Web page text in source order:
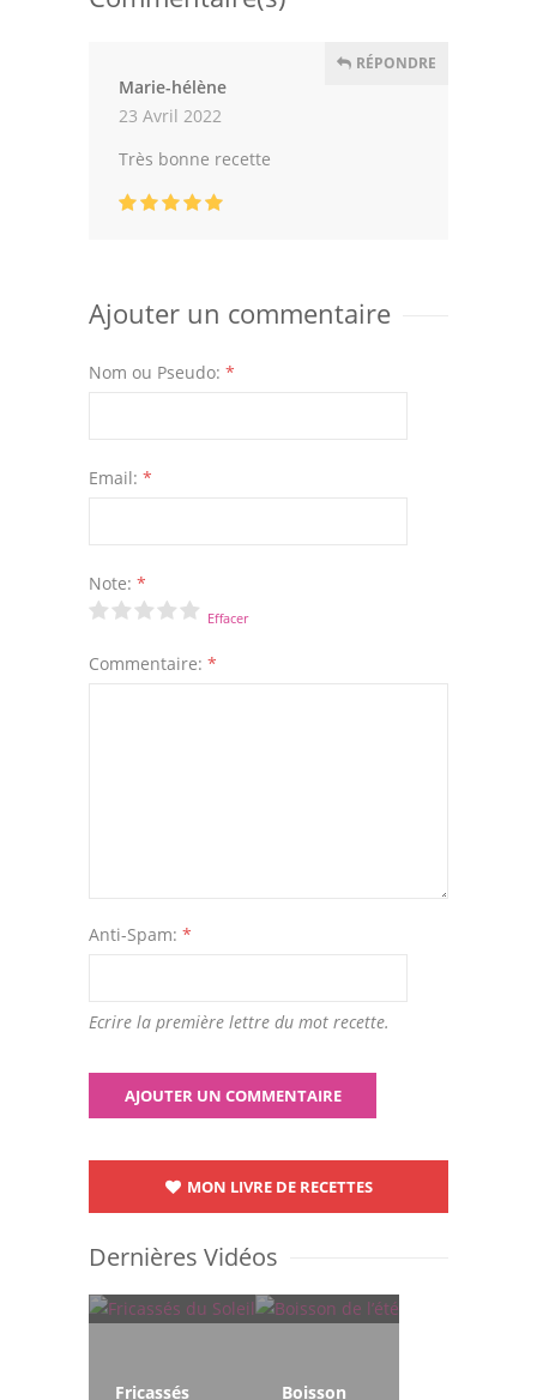
Marie-hélène
23 Avril 2022
RÉPONDRE
Très bonne recette
Ajouter un commentaire
Nom ou Pseudo: *
Email: *
Note: *
Effacer
Commentaire: *
Anti-Spam: *
Ecrire la première lettre du mot recette.
MON LIVRE DE RECETTES
Dernières Vidéos
Fricassés
Boisson